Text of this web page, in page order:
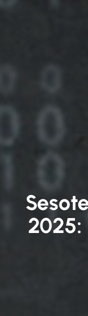
2025: